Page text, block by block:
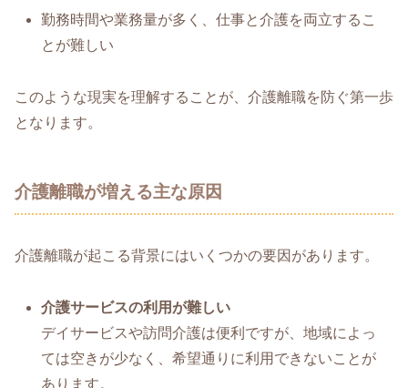
勤務時間や業務量が多く、仕事と介護を両立するこ
とが難しい
このような現実を理解することが、介護離職を防ぐ第一歩
となります。
介護離職が増える主な原因
介護離職が起こる背景にはいくつかの要因があります。
介護サービスの利用が難しい
デイサービスや訪問介護は便利ですが、地域によっ
ては空きが少なく、希望通りに利用できないことが
あります。